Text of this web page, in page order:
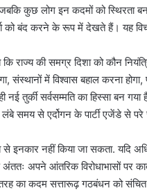
जबकि कुछ लोग इन कदमों को
को बंद करने के रूप में देखते हैं। यह
राज्य की समग्र दिशा को कौन
संस्थानों में विश्वास बहाल करना
नई तुर्की सर्वसम्मति का हिस्सा बन गया
लंबे समय से एर्दोगन के पार्टी एजेंडे से
नहीं किया जा सकता. यदि
अंततः अपने आंतरिक विरोधाभासों
का कदम सत्तारूढ़ गठबंधन को